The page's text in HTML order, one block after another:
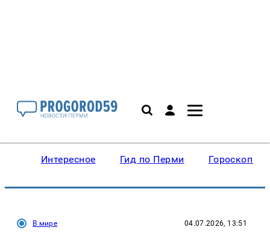
Интересное Гид по Перми Гороскопы
В мире 04.07.2026, 13:51